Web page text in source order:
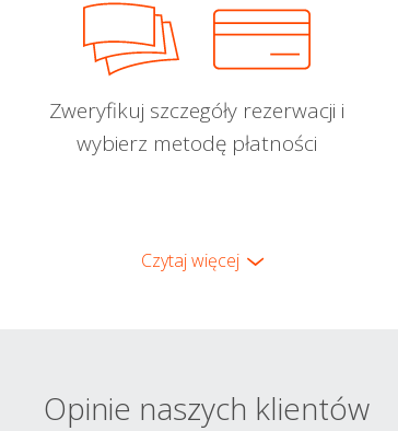
Zweryfikuj szczegóły rezerwacji i
wybierz metodę płatności
Czytaj więcej
Opinie naszych klientów